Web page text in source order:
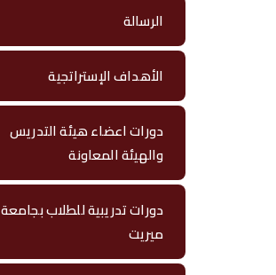
ي
ت
الرسالة
الأهداف الإستراتجية
دورات اعضاء هيئة التدريس
والهيئة المعاونة
دورات تدريبية للطلاب بجامعة
ميريت